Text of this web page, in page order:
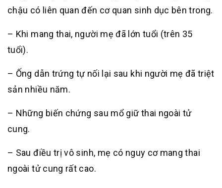
chậu có liên quan đến cơ quan sinh dục bên trong.
– Khi mang thai, người mẹ đã lớn tuổi (trên 35
tuổi).
– Ống dẫn trứng tự nối lại sau khi người mẹ đã triệt
sản nhiều năm.
– Những biến chứng sau mổ giữ thai ngoài tử
cung.
– Sau điều trị vô sinh, mẹ có nguy cơ mang thai
ngoài tử cung rất cao.